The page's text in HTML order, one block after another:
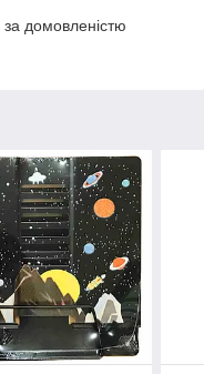
домовленістю